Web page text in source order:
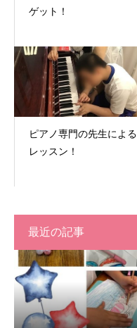
ゲット！
ピアノ専門の先生による
レッスン！
最近の記事